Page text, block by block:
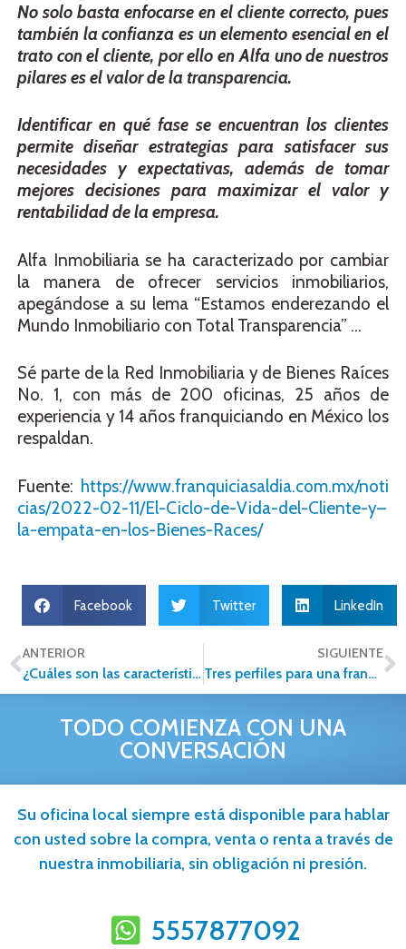
No solo basta enfocarse en el cliente correcto, pues
también la confianza es un elemento esencial en el
trato con el cliente, por ello en Alfa uno de nuestros
pilares es el valor de la transparencia.
Identificar en qué fase se encuentran los clientes
permite diseñar estrategias para satisfacer sus
necesidades y expectativas, además de tomar
mejores decisiones para maximizar el valor y
rentabilidad de la empresa.
Alfa Inmobiliaria se ha caracterizado por cambiar
la manera de ofrecer servicios inmobiliarios,
apegándose a su lema “Estamos enderezando el
Mundo Inmobiliario con Total Transparencia” …
Sé parte de la Red Inmobiliaria y de Bienes Raíces
No. 1, con más de 200 oficinas, 25 años de
experiencia y 14 años franquiciando en México los
respaldan.
Fuente: https://www.franquiciasaldia.com.mx/noti
cias/2022-02-11/El-Ciclo-de-Vida-del-Cliente-y–
la-empata-en-los-Bienes-Races/
Facebook Twitter LinkedIn
ANTERIOR
¿Cuáles son las características de un líder emprendedor que quiere dedicarse al mundo inmobiliario?
SIGUIENTE
Tres perfiles para una franquicia Inmobiliaria
TODO COMIENZA CON UNA
CONVERSACIÓN
Su oficina local siempre está disponible para hablar
con usted sobre la compra, venta o renta a través de
nuestra inmobiliaria, sin obligación ni presión.
5557877092